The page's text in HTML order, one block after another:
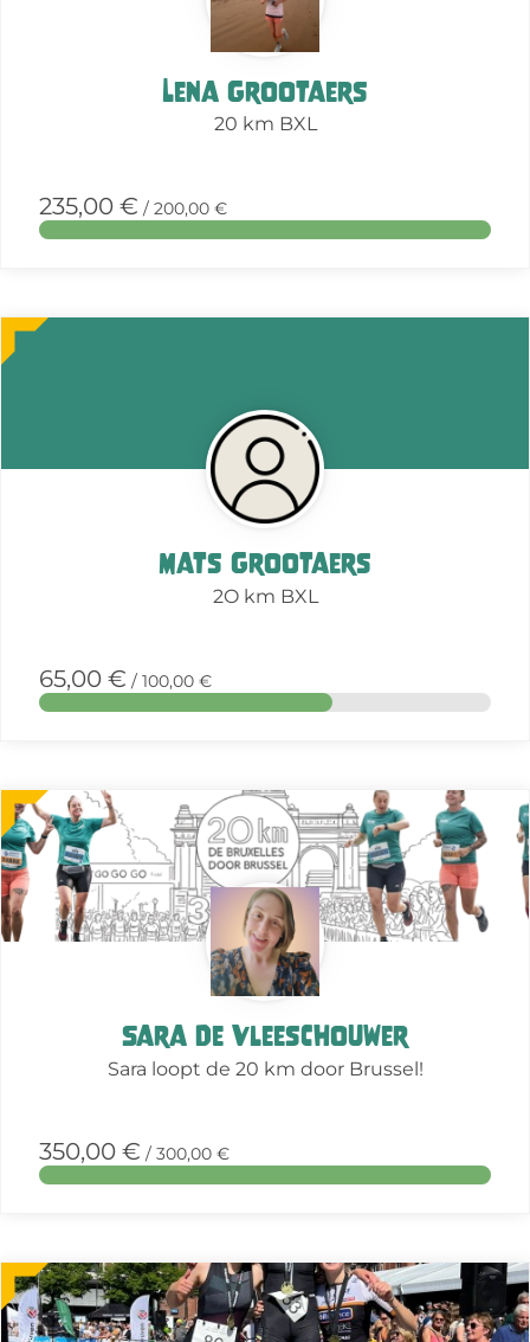
Lena Grootaers
20 km BXL
235,00 € / 200,00 €
Mats Grootaers
2O km BXL
65,00 € / 100,00 €
More
about
Sara De Vleeschouwer
Sara loopt de 20 km door Brussel!
350,00 € / 300,00 €
More
about
this
action
More
about
this